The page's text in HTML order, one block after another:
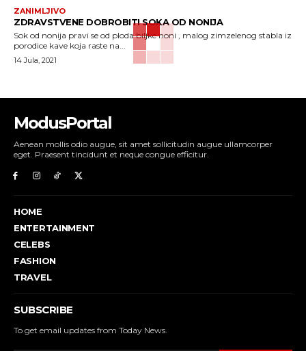
ZANIMLJIVO
ZDRAVSTVENE DOBROBITI SOKA OD NONIJA
Sok od nonija pravi se od ploda biljke noni , malog zimzelenog stabla iz
porodice kave koja raste na...
14 Jula, 2021
ModusPortal
Aenean mollis odio augue, sit amet sollicitudin augue ullamcorper
eget. Praesent tincidunt et neque congue efficitur.
HOME
ENTERTAINMENT
CELEBS
FASHION
TRAVEL
SUBSCRIBE
To get email updates from Today News.